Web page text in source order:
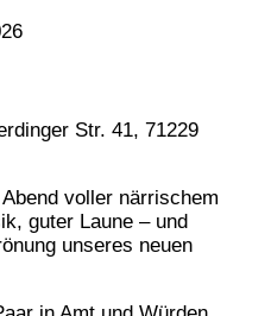
Str. 41, 71229
voller närrischem
guter Laune – und
unseres neuen